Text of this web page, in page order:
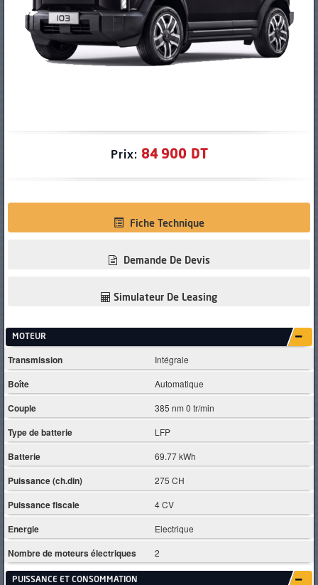
Prix: 84 900 DT
Fiche Technique
Demande De Devis
Simulateur De Leasing
MOTEUR
Transmission Intégrale
Boîte Automatique
Couple 385 nm 0 tr/min
Type de batterie LFP
Batterie 69.77 kWh
Puissance (ch.din) 275 CH
Puissance fiscale 4 CV
Energie Electrique
Nombre de moteurs électriques 2
PUISSANCE ET CONSOMMATION